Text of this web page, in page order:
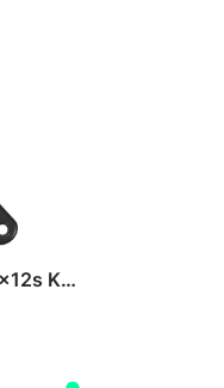
Shimano Ultegra R8100 2x12s Kranksett